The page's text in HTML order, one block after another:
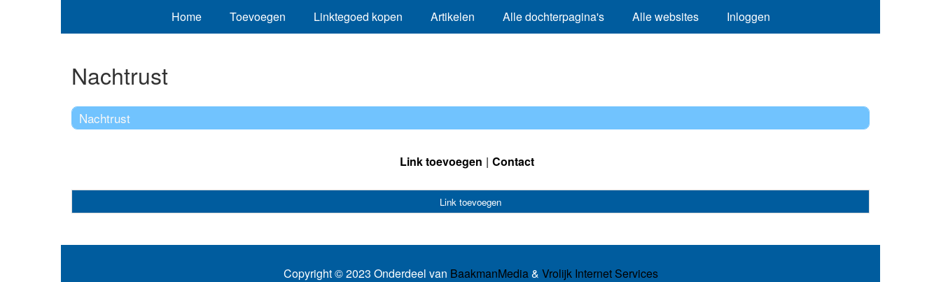
Home Toevoegen Linktegoed kopen Artikelen Alle dochterpagina's Alle websites Inloggen
Nachtrust
Nachtrust
Link toevoegen Contact
Link toevoegen
Copyright © 2023 Onderdeel van BaakmanMedia& Vrolijk Internet Services